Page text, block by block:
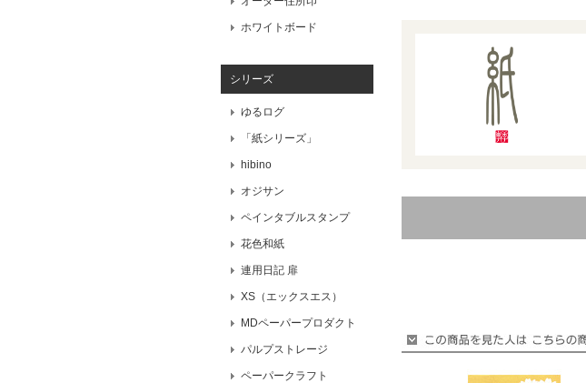
ホワイトボード
シリーズ
ゆるログ
「紙シリーズ」
hibino
オジサン
ペインタブルスタンプ
花色和紙
連用日記 扉
XS（エックスエス）
MDペーパープロダクト
パルプストレージ
ペーパークラフト